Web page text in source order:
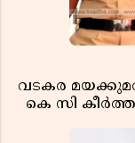
വടകര
കെ സി